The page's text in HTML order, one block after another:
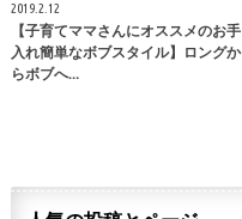
2019.2.12
【子育てママさんにオススメのお手
入れ簡単なボブスタイル】ロングか
らボブへ…